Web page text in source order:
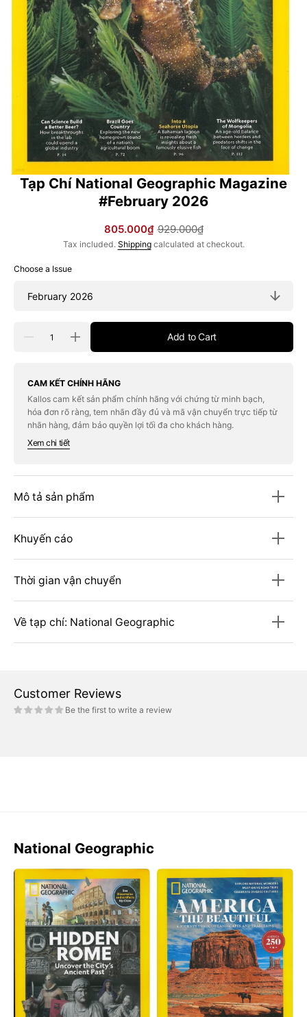
in
gallery
view
Tạp Chí National Geographic Magazine
#February 2026
Sale
price
805.000₫
Regular
price
929.000₫
Tax included. Shippingcalculated at checkout.
Choose a Issue
Decrease
Chí
Geographic
Magazine
#February
Increase
quantity
Chí
Geographic
Magazine
#February
Add to Cart
CAM KẾT CHÍNH HÃNG
Kallos cam kết sản phẩm chính hãng với chứng từ minh bạch,
hóa đơn rõ ràng, tem nhãn đầy đủ và mã vận chuyển trực tiếp từ
nhãn hàng, đảm bảo quyền lợi tối đa cho khách hàng.
Xem chi tiết
Mô tả sản phẩm
Khuyến cáo
Thời gian vận chuyển
Về tạp chí: National Geographic
Customer Reviews
Be the first to write a review
National Geographic
Tạp
Chí
National
Geographic
Magazine
Special
#2026
Tạp
National
Geographic
Magazine
Special
#2026
No.
06